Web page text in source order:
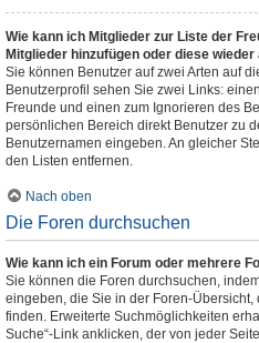
Wie kann ich Mitglieder zur Liste der
Mitglieder hinzufügen oder diese
Sie können Benutzer auf zwei Arten auf
Benutzerprofil sehen Sie zwei Links:
Freunde und einen zum Ignorieren des
persönlichen Bereich direkt Benutzer zu
Benutzernamen eingeben. An gleicher
den Listen entfernen.
Nach oben
Die Foren durchsuchen
Wie kann ich ein Forum oder mehrere
Sie können die Foren durchsuchen,
eingeben, die Sie in der Foren-
finden. Erweiterte Suchmöglichkeiten
Suche“-Link anklicken, der von jeder